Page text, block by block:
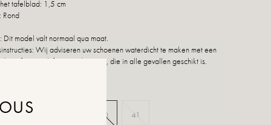
tafelblad: 1,5 cm
Rond
model valt normaal qua maat.
Wij adviseren uw schoenen waterdicht te maken met een
of een multifunctionele spray, die in alle gevallen geschikt is.
37 40 41